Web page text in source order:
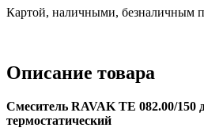
Картой, наличными, безналичным
Описание товара
Смеситель RAVAK TE 082.00/150
термостатический